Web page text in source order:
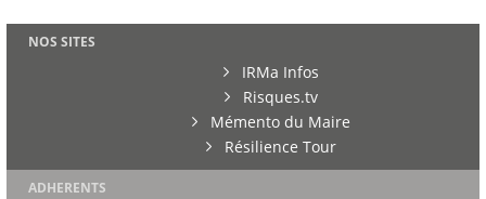
NOS SITES
IRMa Infos
Risques.tv
Mémento du Maire
Résilience Tour
ADHERENTS